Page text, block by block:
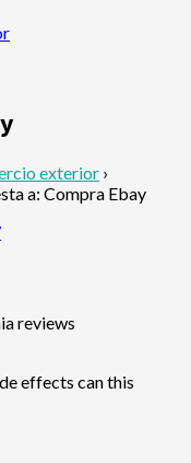
exterior ›
a: Compra Ebay
reviews
effects can this